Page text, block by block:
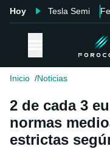
Hoy Tesla Semi
Inicio Noticias
2 de cada 3
normas
estrictas